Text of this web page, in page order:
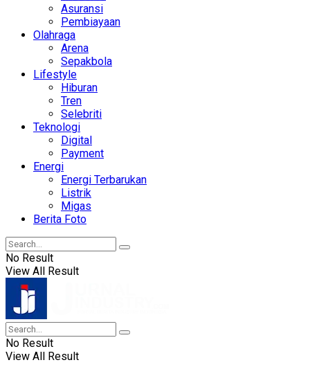
Asuransi
Pembiayaan
Olahraga
Arena
Sepakbola
Lifestyle
Hiburan
Tren
Selebriti
Teknologi
Digital
Payment
Energi
Energi Terbarukan
Listrik
Migas
Berita Foto
No Result
View All Result
No Result
View All Result